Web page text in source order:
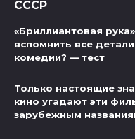
СССР
«Бриллиантовая
вспомнить все
комедии? — тест
Только настоящие
кино угадают эти
зарубежным